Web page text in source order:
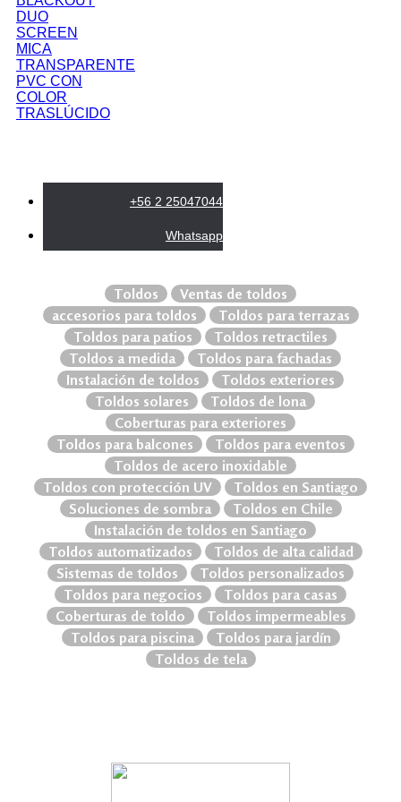
DUO
SCREEN
MICA
TRANSPARENTE
PVC CON
COLOR
TRASLÚCIDO
+56 2 25047044
Whatsapp
Toldos
Ventas de toldos
accesorios para toldos
Toldos para terrazas
Toldos para patios
Toldos retractiles
Toldos a medida
Toldos para fachadas
Instalación de toldos
Toldos exteriores
Toldos solares
Toldos de lona
Coberturas para exteriores
Toldos para balcones
Toldos para eventos
Toldos de acero inoxidable
Toldos con protección UV
Toldos en Santiago
Soluciones de sombra
Toldos en Chile
Instalación de toldos en Santiago
Toldos automatizados
Toldos de alta calidad
Sistemas de toldos
Toldos personalizados
Toldos para negocios
Toldos para casas
Coberturas de toldo
Toldos impermeables
Toldos para piscina
Toldos para jardín
Toldos de tela